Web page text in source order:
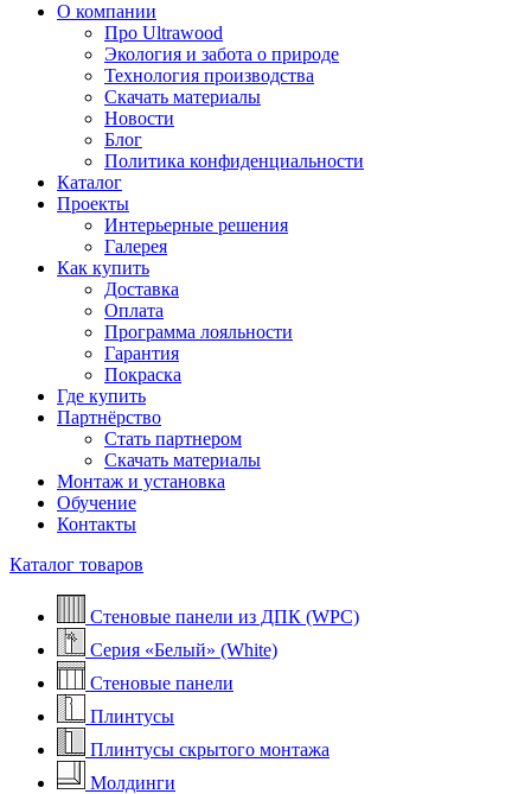
О компании
Про Ultrawood
Экология и забота о природе
Технология производства
Скачать материалы
Новости
Блог
Политика конфиденциальности
Каталог
Проекты
Интерьерные решения
Галерея
Как купить
Доставка
Оплата
Программа лояльности
Гарантия
Покраска
Где купить
Партнёрство
Стать партнером
Скачать материалы
Монтаж и установка
Обучение
Контакты
Каталог товаров
Стеновые панели из ДПК (WPC)
Серия «Белый» (White)
Стеновые панели
Плинтусы
Плинтусы скрытого монтажа
Молдинги